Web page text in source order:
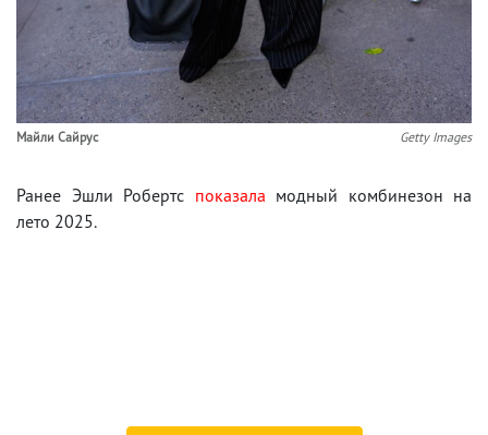
Майли Сайрус Getty Images
Ранее Эшли Робертс показала модный комбинезон на
лето 2025.